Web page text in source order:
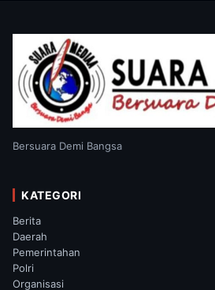
Bersuara Demi Bangsa
KATEGORI
Berita
Daerah
Pemerintahan
Polri
Organisasi